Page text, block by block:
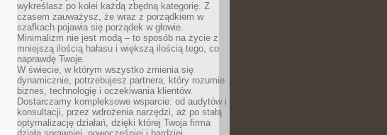
wykreślasz po kolei każdą zbędną kategorię. Z
czasem zauważysz, że wraz z porządkiem w
szafkach pojawia się porządek w głowie.
Minimalizm nie jest modą – to sposób na życie z
mniejszą ilością hałasu i większą ilością tego, co
naprawdę Twoje.
W świecie, w którym wszystko zmienia się
dynamicznie, potrzebujesz partnera, który rozumie
biznes, technologię i oczekiwania klientów.
Dostarczamy kompleksowe wsparcie: od audytów i
konsultacji, przez wdrożenia narzędzi, aż po stałą
optymalizację działań, dzięki której Twoja firma